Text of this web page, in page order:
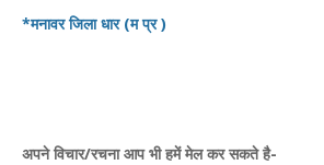
*मनावर जिला धार (म प्र )
अपने विचार/रचना आप भी हमें मेल कर सकते है-